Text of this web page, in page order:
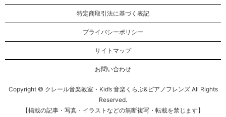
特定商取引法に基づく表記
プライバシーポリシー
サイトマップ
お問い合わせ
Copyright © クレール音楽教室・Kid’s 音楽くらぶ&ピアノフレンズ All Rights
Reserved.
【掲載の記事・写真・イラストなどの無断複写・転載を禁じます】